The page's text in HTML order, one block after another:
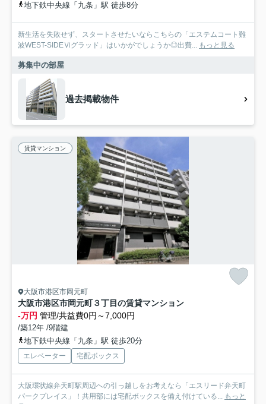
地下鉄中央線「九条」駅 徒歩8分
新生活を失敗せず、スタートさせたいならこちらの「エステムコート難
波WEST-SIDEⅥグラッド」はいかがでしょうか◎出費... もっと見る
募集中の部屋
過去掲載物件
賃貸マンション
大阪市港区市岡元町
大阪市港区市岡元町３丁目の賃貸マンション
-万円 管理/共益費0円～7,000円
/築12年 /9階建
地下鉄中央線「九条」駅 徒歩20分
エレベーター 宅配ボックス
大阪環状線弁天町駅周辺への引っ越しをお考えなら「エスリード弁天町
パークプレイス」！共用部には宅配ボックスを備え付けている... もっと